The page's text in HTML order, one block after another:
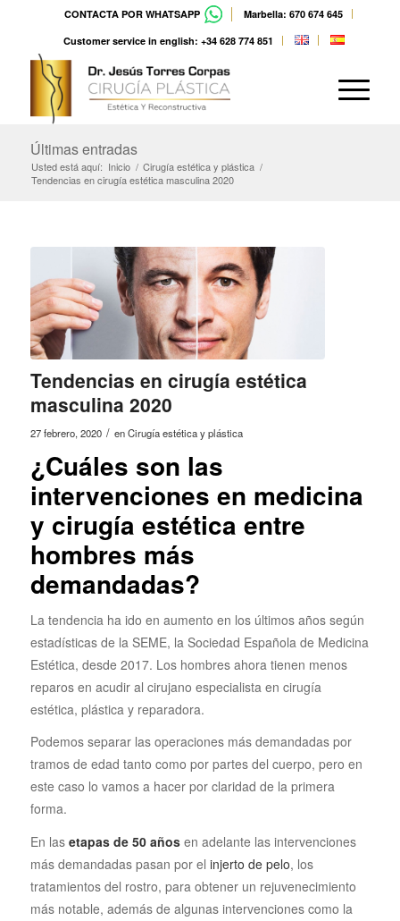
CONTACTA POR WHATSAPP
Marbella: 670 674 645
Customer service in english: +34 628 774 851
Últimas entradas
Usted está aquí: Inicio / Cirugía estética y plástica /
Tendencias en cirugía estética masculina 2020
Tendencias en cirugía estética
masculina 2020
27 febrero, 2020 / enCirugía estética y plástica
¿Cuáles son las
intervenciones en medicina
y cirugía estética entre
hombres más
demandadas?
La tendencia ha ido en aumento en los últimos años según
estadísticas de la SEME, la Sociedad Española de Medicina
Estética, desde 2017. Los hombres ahora tienen menos
reparos en acudir al cirujano especialista en cirugía
estética, plástica y reparadora.
Podemos separar las operaciones más demandadas por
tramos de edad tanto como por partes del cuerpo, pero en
este caso lo vamos a hacer por claridad de la primera
forma.
En las etapas de 50 añosen adelante las intervenciones
más demandadas pasan por el injerto de pelo, los
tratamientos del rostro, para obtener un rejuvenecimiento
más notable, además de algunas intervenciones como la